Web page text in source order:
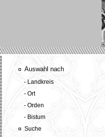
Auswahl nach
- Landkreis
- Ort
- Orden
- Bistum
Suche